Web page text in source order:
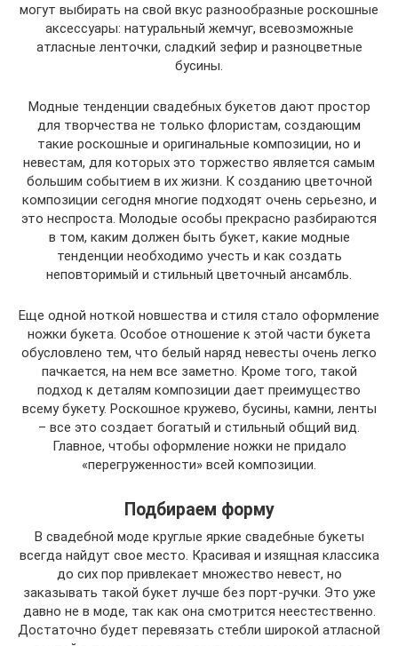
могут выбирать на свой вкус разнообразные роскошные
аксессуары: натуральный жемчуг, всевозможные
атласные ленточки, сладкий зефир и разноцветные
бусины.
Модные тенденции свадебных букетов дают простор
для творчества не только флористам, создающим
такие роскошные и оригинальные композиции, но и
невестам, для которых это торжество является самым
большим событием в их жизни. К созданию цветочной
композиции сегодня многие подходят очень серьезно, и
это неспроста. Молодые особы прекрасно разбираются
в том, каким должен быть букет, какие модные
тенденции необходимо учесть и как создать
неповторимый и стильный цветочный ансамбль.
Еще одной ноткой новшества и стиля стало оформление
ножки букета. Особое отношение к этой части букета
обусловлено тем, что белый наряд невесты очень легко
пачкается, на нем все заметно. Кроме того, такой
подход к деталям композиции дает преимущество
всему букету. Роскошное кружево, бусины, камни, ленты
– все это создает богатый и стильный общий вид.
Главное, чтобы оформление ножки не придало
«перегруженности» всей композиции.
Подбираем форму
В свадебной моде круглые яркие свадебные букеты
всегда найдут свое место. Красивая и изящная классика
до сих пор привлекает множество невест, но
заказывать такой букет лучше без порт-ручки. Это уже
давно не в моде, так как она смотрится неестественно.
Достаточно будет перевязать стебли широкой атласной